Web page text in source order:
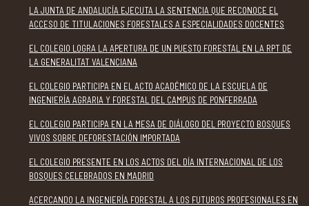
LA JUNTA DE ANDALUCÍA EJECUTA LA SENTENCIA QUE RECONOCE EL
ACCESO DE TITULACIONES FORESTALES A ESPECIALIDADES DOCENTES
EL COLEGIO LOGRA LA APERTURA DE UN PUESTO FORESTAL EN LA RPT DE
LA GENERALITAT VALENCIANA
EL COLEGIO PARTICIPA EN EL ACTO ACADÉMICO DE LA ESCUELA DE
INGENIERÍA AGRARIA Y FORESTAL DEL CAMPUS DE PONFERRADA
EL COLEGIO PARTICIPA EN LA MESA DE DIÁLOGO DEL PROYECTO BOSQUES
VIVOS SOBRE DEFORESTACIÓN IMPORTADA
EL COLEGIO PRESENTE EN LOS ACTOS DEL DÍA INTERNACIONAL DE LOS
BOSQUES CELEBRADOS EN MADRID
ACERCANDO LA INGENIERÍA FORESTAL A LOS FUTUROS PROFESIONALES EN